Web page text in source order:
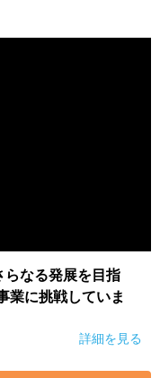
なる発展を目指
業に挑戦していま
詳細を見る